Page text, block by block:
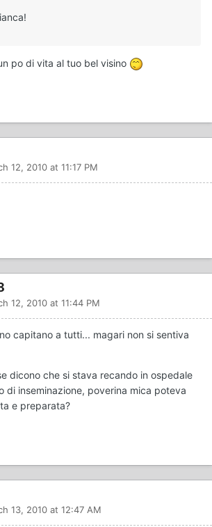
po di vita al tuo bel visino
12, 2010 at 11:17 PM
12, 2010 at 11:44 PM
capitano a tutti... magari non si sentiva
dicono che si stava recando in ospedale
di inseminazione, poverina mica poteva
e preparata?
13, 2010 at 12:47 AM